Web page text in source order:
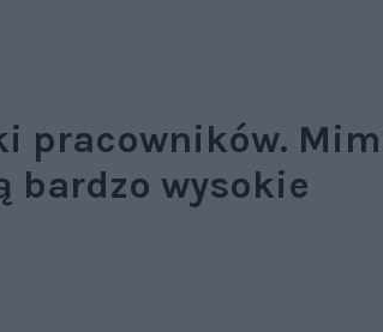
pracowników.
bardzo wysokie